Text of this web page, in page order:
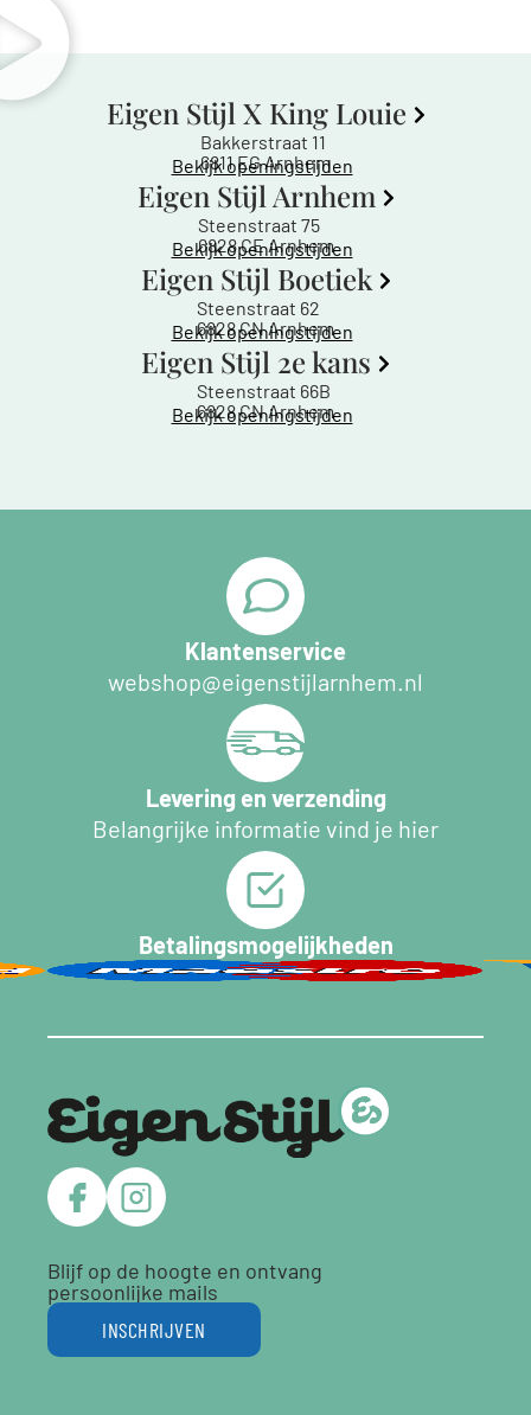
Eigen Stijl X King Louie
Bakkerstraat 11
6811 EG Arnhem
Bekijk openingstijden
Eigen Stijl Arnhem
Steenstraat 75
6828 CE Arnhem
Bekijk openingstijden
Eigen Stijl Boetiek
Steenstraat 62
6828 CN Arnhem
Bekijk openingstijden
Eigen Stijl 2e kans
Steenstraat 66B
6828 CN Arnhem
Bekijk openingstijden
Klantenservice
webshop@eigenstijlarnhem.nl
Levering en verzending
Belangrijke informatie vind je hier
Betalingsmogelijkheden
Blijf op de hoogte en ontvang
persoonlijke mails
INSCHRIJVEN